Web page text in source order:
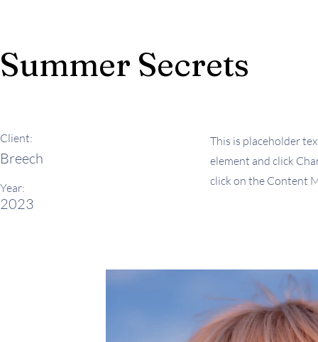
Summer Secrets
Client:
Breech
Year:
2023
This is placeholder
element and click
click on the Content